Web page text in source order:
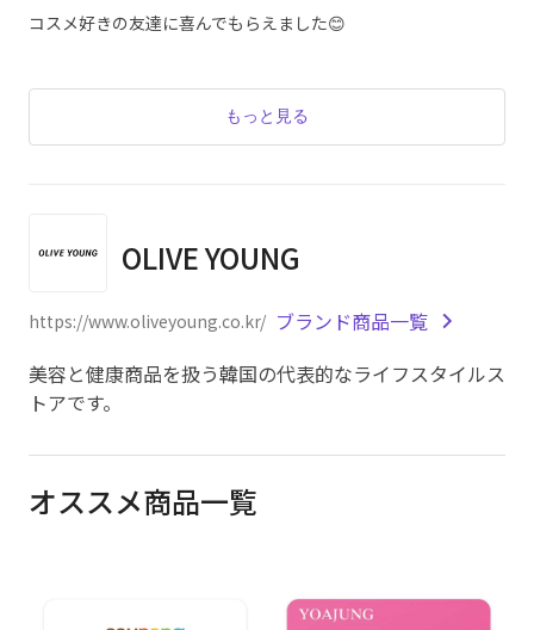
コスメ好きの友達に喜んでもらえました😊
もっと見る
OLIVE YOUNG
https://www.oliveyoung.co.kr/ ブランド商品一覧
美容と健康商品を扱う韓国の代表的なライフスタイルス
トアです。
オススメ商品一覧